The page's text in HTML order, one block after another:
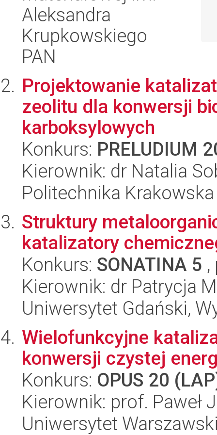
Aleksandra
Krupkowskiego
PAN
Projektowanie
zeolitu dla konwersji
karboksylowych
Konkurs: PRELUDIUM
Kierownik: dr Natalia
Politechnika
Struktury
katalizatory
Konkurs: SONATINA 5
Kierownik: dr Patrycja
Uniwersytet Gdański,
Wielofunkcyjne
konwersji czystej
Konkurs: OPUS 20
Kierownik: prof. Paweł
Uniwersytet